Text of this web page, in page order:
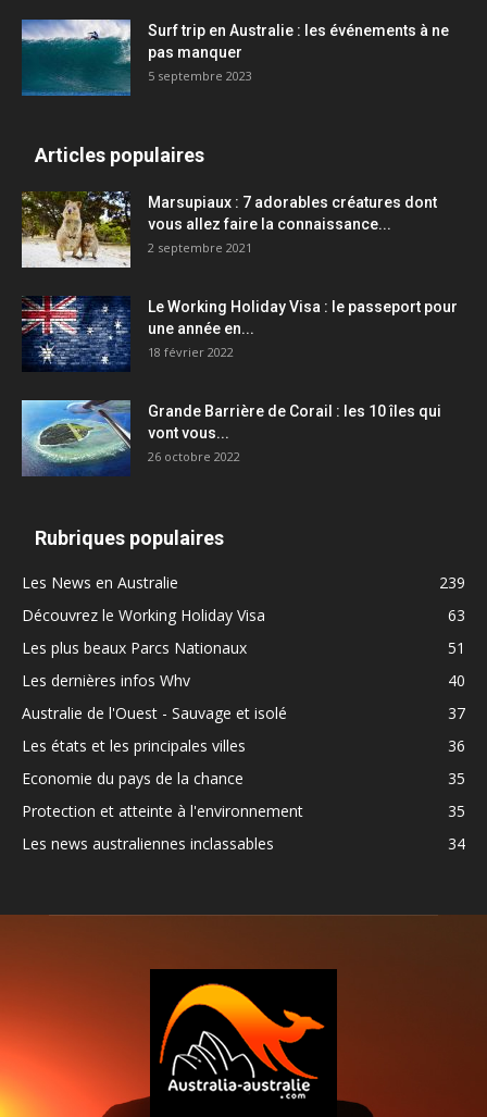
Surf trip en Australie : les événements à ne
pas manquer
5 septembre 2023
Articles populaires
Marsupiaux : 7 adorables créatures dont
vous allez faire la connaissance...
2 septembre 2021
Le Working Holiday Visa : le passeport pour
une année en...
18 février 2022
Grande Barrière de Corail : les 10 îles qui
vont vous...
26 octobre 2022
Rubriques populaires
Les News en Australie
239
Découvrez le Working Holiday Visa
63
Les plus beaux Parcs Nationaux
51
Les dernières infos Whv
40
Australie de l'Ouest - Sauvage et isolé
37
Les états et les principales villes
36
Economie du pays de la chance
35
Protection et atteinte à l'environnement
35
Les news australiennes inclassables
34